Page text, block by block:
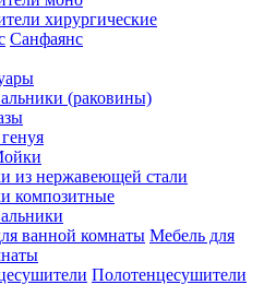
хирургические
Санфаянс
(раковины)
из нержавеющей стали
композитные
Мебель для
Полотенцесушители